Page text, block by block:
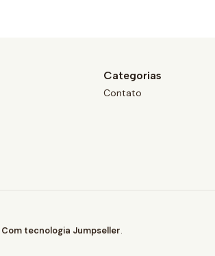
Categorias
Contato
Com tecnologia Jumpseller.